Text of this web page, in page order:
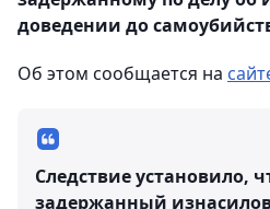
доведении до
Об этом сообщается на
Следствие установило,
задержанный